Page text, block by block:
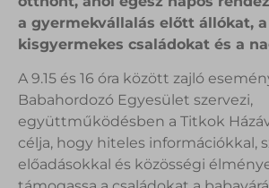
a gyermekvállalás előtt állókat,
kisgyermekes családokat és a
A 9.15 és 16 óra között zajló
Babahordozó Egyesület szervezi,
együttműködésben a Titkok
célja, hogy hiteles információkkal,
előadásokkal és közösségi